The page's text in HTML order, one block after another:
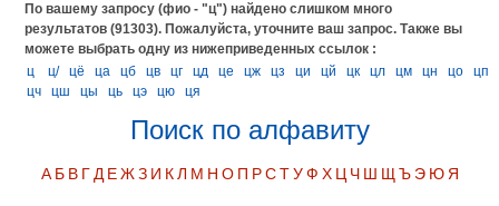
По вашему запросу (фио - "ц") найдено слишком много
результатов (91303). Пожалуйста, уточните ваш запрос.Также вы
можете выбрать одну из нижеприведенных ссылок :
ц
ц/ цё ца цб цв цг цд це цж цз ци цй цк цл цм цн цо
цп
цч
цш цы ць цэ цю ця
Поиск по алфавиту
А Б В Г Д Е Ж З И К Л М Н О П Р С Т У Ф Х Ц Ч Ш Щ Ъ Э Ю Я